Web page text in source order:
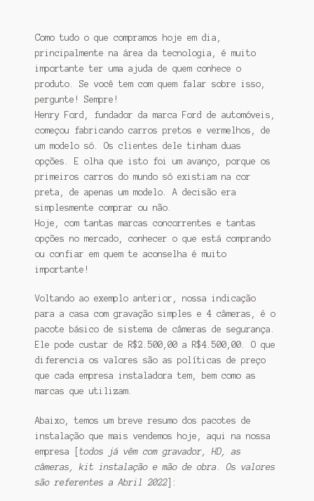
Como tudo o que compramos hoje em dia,
principalmente na área da tecnologia, é muito
importante ter uma ajuda de quem conhece o
produto. Se você tem com quem falar sobre isso,
pergunte! Sempre!
Henry Ford, fundador da marca Ford de automóveis,
começou fabricando carros pretos e vermelhos, de
um modelo só. Os clientes dele tinham duas
opções. E olha que isto foi um avanço, porque os
primeiros carros do mundo só existiam na cor
preta, de apenas um modelo. A decisão era
simplesmente comprar ou não.
Hoje, com tantas marcas concorrentes e tantas
opções no mercado, conhecer o que está comprando
ou confiar em quem te aconselha é muito
importante!
Voltando ao exemplo anterior, nossa indicação
para a casa com gravação simples e 4 câmeras, é o
pacote básico de sistema de câmeras de segurança.
Ele pode custar de R$2.500,00 a R$4.500,00. O que
diferencia os valores são as políticas de preço
que cada empresa instaladora tem, bem como as
marcas que utilizam.
Abaixo, temos um breve resumo dos pacotes de
instalação que mais vendemos hoje, aqui na nossa
empresa [ todos já vêm com gravador, HD, as
câmeras, kit instalação e mão de obra
Os valores
são referentes a Abril 2022]: